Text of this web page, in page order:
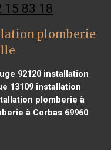
15 83 18
plomberie
92120installation
13109installation
plomberie à
à Corbas 69960